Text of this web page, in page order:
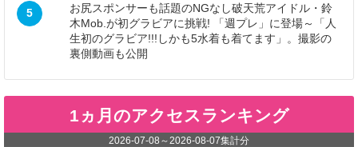
5
お尻スポンサーも話題のNGなし破天荒アイドル・鈴
木Mob.が初グラビアに挑戦! 「週プレ」に登場～「人
生初のグラビア!!!しかも5水着も着てます」。撮影の
裏側動画も公開
1ヵ月のアクセスランキング
2026-07-08 ～2026-08-07集計分